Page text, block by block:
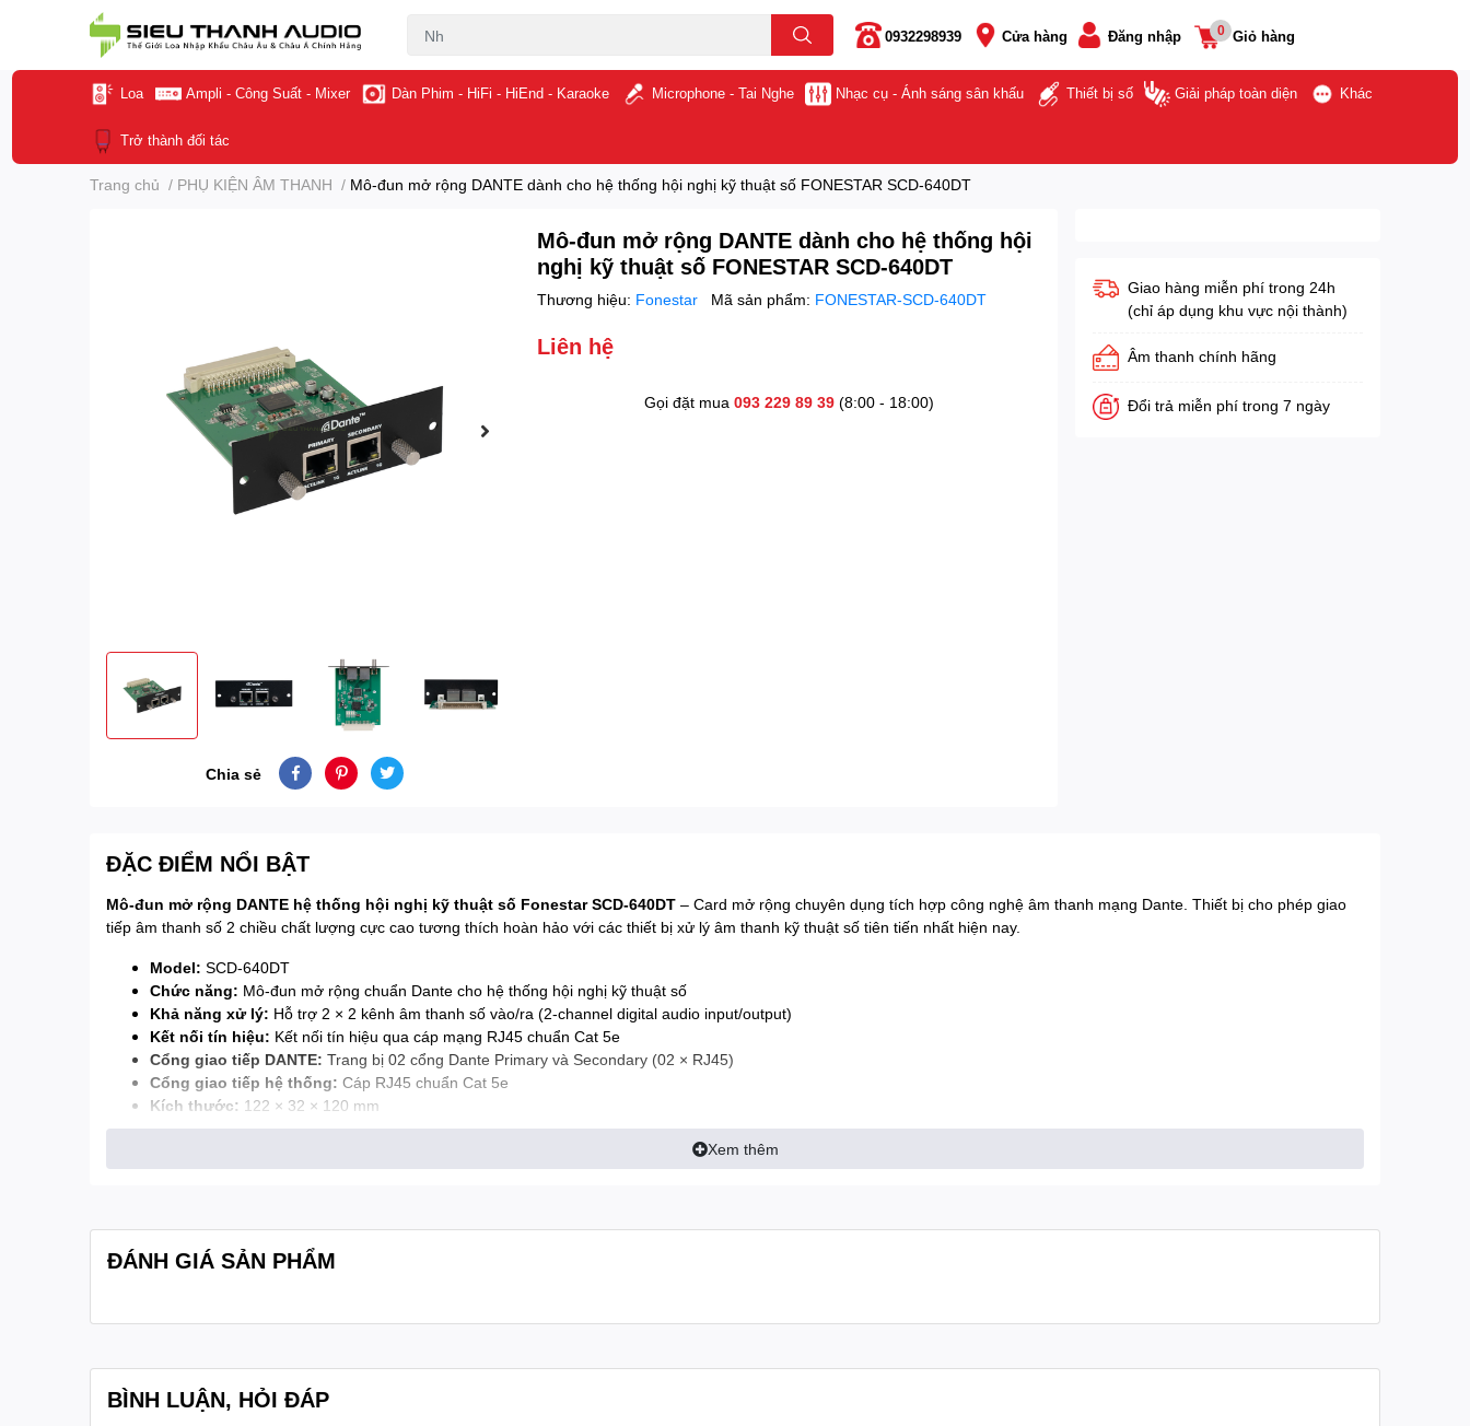
0932298939 Cửa hàng Đăng nhập Giỏ hàng
0
Loa Ampli - Công Suất - Mixer Dàn Phim - HiFi - HiEnd - Karaoke Microphone - Tai Nghe Nhạc cụ - Ánh sáng sân khấu Thiết bị số Giải pháp toàn diện Khác
Trở thành đối tác
Trang chủ / PHỤ KIỆN ÂM THANH / Mô-đun mở rộng DANTE dành cho hệ thống hội nghị kỹ thuật số FONESTAR SCD-640DT
Chia sẻ
Mô-đun mở rộng DANTE dành cho hệ thống hội
nghị kỹ thuật số FONESTAR SCD-640DT
Thương hiệu: Fonestar Mã sản phẩm: FONESTAR-SCD-640DT
Liên hệ
Gọi đặt mua 093 229 89 39(8:00 - 18:00)
Giao hàng miễn phí trong 24h
(chỉ áp dụng khu vực nội thành)
Âm thanh chính hãng
Đổi trả miễn phí trong 7 ngày
ĐẶC ĐIỂM NỔI BẬT
Mô-đun mở rộng DANTE hệ thống hội nghị kỹ thuật số Fonestar SCD-640DT – Card mở rộng chuyên dụng tích hợp công nghệ âm thanh mạng Dante. Thiết bị cho phép giao
tiếp âm thanh số 2 chiều chất lượng cực cao tương thích hoàn hảo với các thiết bị xử lý âm thanh kỹ thuật số tiên tiến nhất hiện nay.
Model: SCD-640DT
Chức năng: Mô-đun mở rộng chuẩn Dante cho hệ thống hội nghị kỹ thuật số
Khả năng xử lý: Hỗ trợ 2 × 2 kênh âm thanh số vào/ra (2-channel digital audio input/output)
Kết nối tín hiệu: Kết nối tín hiệu qua cáp mạng RJ45 chuẩn Cat 5e
Cổng giao tiếp DANTE: Trang bị 02 cổng Dante Primary và Secondary (02 × RJ45)
Cổng giao tiếp hệ thống: Cáp RJ45 chuẩn Cat 5e
Kích thước: 122 × 32 × 120 mm
Trọng lượng:0.2 kg
Xem thêm
ĐÁNH GIÁ SẢN PHẨM
BÌNH LUẬN, HỎI ĐÁP